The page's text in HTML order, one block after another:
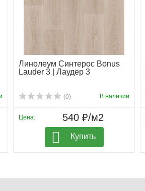
Линолеум Синтерос Bonus
Lauder 3 | Лаудер 3
(0) В наличии
Цена: 540 ₽/м2
Купить